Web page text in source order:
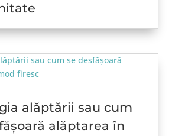
alăptării sau cum
alăptarea în